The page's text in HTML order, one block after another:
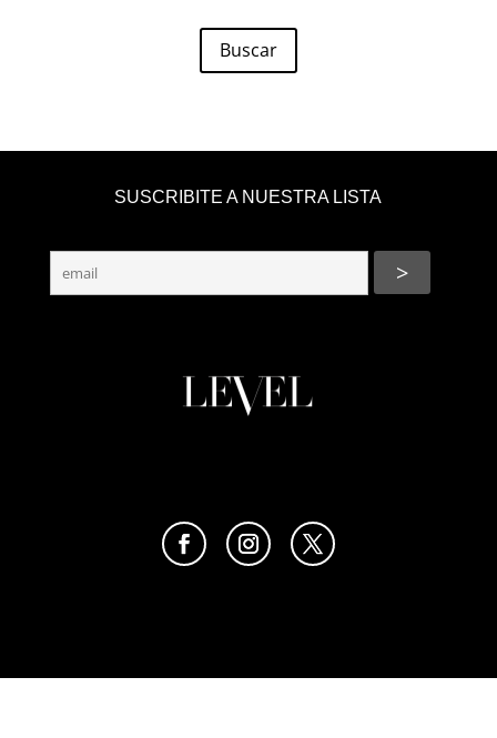
Buscar
SUSCRIBITE A NUESTRA LISTA